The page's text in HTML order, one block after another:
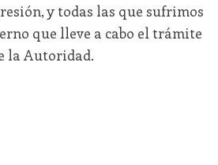
y todas las que sufrimos
que lleve a cabo el trámite
la Autoridad.